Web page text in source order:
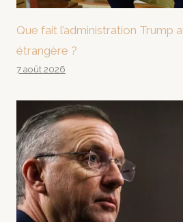
Que fait l’administration Trump
étrangère ?
7 août 2026